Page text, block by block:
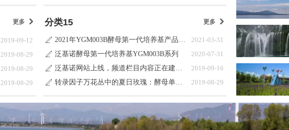
2019-09-12
2019-08-29
2019-08-29
2019-08-29
更多 낑
2021-03-31
ꄅ
2021年YGM003B酵母第一代培养基产品目录更新说明
2020-07-31
ꄅ 泛基诺酵母第一代培养基YGM003B系列
2019-09-16
ꄅ
泛基诺网站上线，频道栏目内容正在建设中
2019-08-29
ꄅ 转录因子万花丛中的夏日玫瑰：酵母单杂交系统
更多 낑
分类15